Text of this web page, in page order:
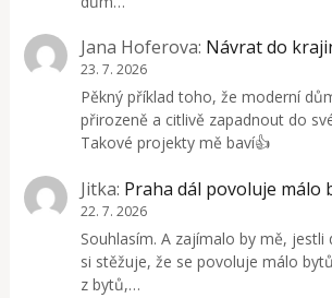
Jana Hoferova: Návrat do
23. 7. 2026
Pěkný příklad toho, že moderní
přirozeně a citlivě zapadnout do
Takové projekty mě baví👍
Jitka: Praha dál povoluje málo
22. 7. 2026
Souhlasím. A zajímalo by mě, jestli
si stěžuje, že se povoluje málo
z bytů,…